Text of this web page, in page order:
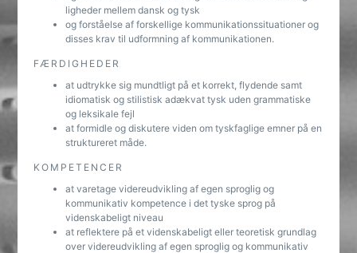
ligheder mellem dansk og tysk
og forståelse af forskellige kommunikationssituationer og
disses krav til udformning af kommunikationen.
FÆRDIGHEDER
at udtrykke sig mundtligt på et korrekt, flydende samt
idiomatisk og stilistisk adækvat tysk uden grammatiske
og leksikale fejl
at formidle og diskutere viden om tyskfaglige emner på en
struktureret måde.
KOMPETENCER
at varetage videreudvikling af egen sproglig og
kommunikativ kompetence i det tyske sprog på
videnskabeligt niveau
at reflektere på et videnskabeligt eller teoretisk grundlag
over videreudvikling af egen sproglig og kommunikativ